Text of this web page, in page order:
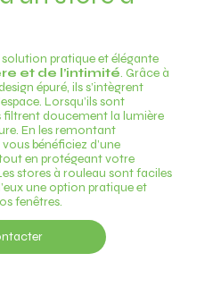
pratique et élégante
et de l’intimité. Grâce à
épuré, ils s’intègrent
Lorsqu’ils sont
filtrent doucement la lumière
En les remontant
bénéficiez d’une
en protégeant votre
stores à rouleau sont faciles
une option pratique et
fenêtres.